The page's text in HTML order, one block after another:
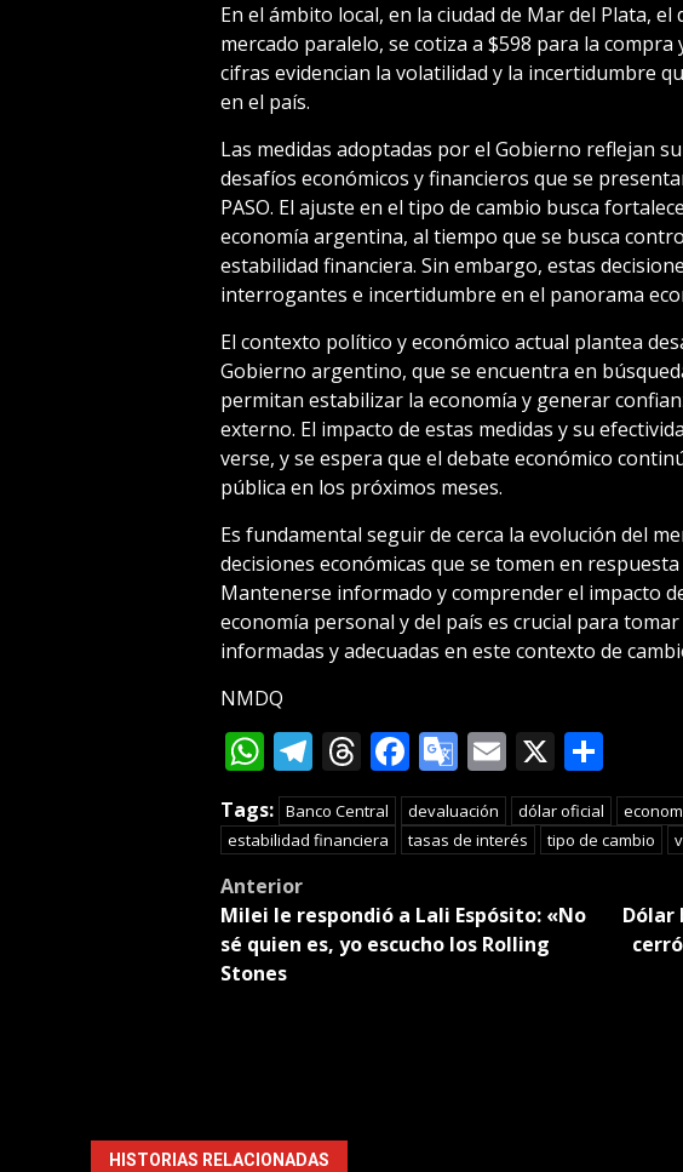
En el ámbito local, en la ciudad de Mar del Plata,
mercado paralelo, se cotiza a $598 para la compra
cifras evidencian la volatilidad y la incertidumbre
en el país.
Las medidas adoptadas por el Gobierno reflejan
desafíos económicos y financieros que se
PASO. El ajuste en el tipo de cambio busca
economía argentina, al tiempo que se busca
estabilidad financiera. Sin embargo, estas
interrogantes e incertidumbre en el panorama
El contexto político y económico actual plantea
Gobierno argentino, que se encuentra en
permitan estabilizar la economía y generar
externo. El impacto de estas medidas y su
verse, y se espera que el debate económico
pública en los próximos meses.
Es fundamental seguir de cerca la evolución del
decisiones económicas que se tomen en
Mantenerse informado y comprender el impacto
economía personal y del país es crucial para
informadas y adecuadas en este contexto de
NMDQ
WhatsApp
Telegram
Threads
Facebook
Google
Translate
Email
X
Tags: Banco Central devaluación dólar oficial
estabilidad financiera
tasas de interés tipo de cambio
Post
navigation
Anterior
Milei le respondió a Lali Espósito: «No
sé quien es, yo escucho los Rolling
Stones
Dólar
HISTORIAS RELACIONADAS